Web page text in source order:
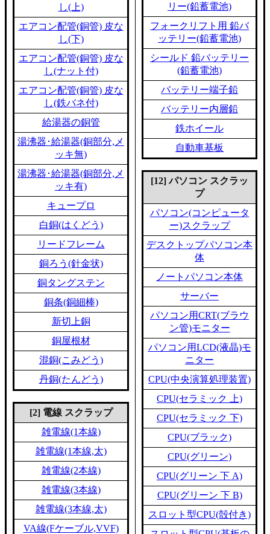
し(上)
エアコン配管(銅管) 皮な
し(下)
エアコン配管(銅管) 皮な
し(ナット付)
エアコン配管(銅管) 皮な
し(鉄バネ付)
給湯器の銅管
湯沸器･給湯器(銅部分,メ
ッキ無)
湯沸器･給湯器(銅部分,メ
ッキ有)
キュープロ
白銅(はくどう)
リードフレーム
銅ろう(針金状)
銅タングステン
銅条(銅細棒)
新切上銅
銅屋根材
混銅(こみどう)
丹銅(たんどう)
[2] 電線 スクラップ
雑電線(1本線)
雑電線(1本線,太)
雑電線(2本線)
雑電線(3本線)
雑電線(3本線,太)
VA線(Fケーブル,VVF)
リー(鉛蓄電池)
フォークリフト用 鉛バ
ッテリー(鉛蓄電池)
シールド 鉛バッテリー
(鉛蓄電池)
バッテリー端子鉛
バッテリー内層鉛
鉄ホイール
自動車基板
[12] パソコン スクラッ
プ
パソコン(コンピュータ
ー)スクラップ
デスクトップパソコン本
体
ノートパソコン本体
サーバー
パソコン用CRT(ブラウ
ン管)モニター
パソコン用LCD(液晶)モ
ニター
CPU(中央演算処理装置)
CPU(セラミック 上)
CPU(セラミック 下)
CPU(ブラック)
CPU(グリーン)
CPU(グリーン 下 A)
CPU(グリーン 下 B)
スロット型CPU(殻付き)